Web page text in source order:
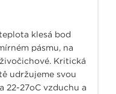
klesá bod
pásmu, na
Kritická
udržujeme svou
22-27oC vzduchu a